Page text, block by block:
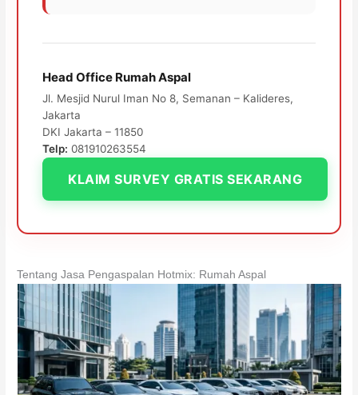
Head Office Rumah Aspal
Jl. Mesjid Nurul Iman No 8, Semanan – Kalideres,
Jakarta
DKI Jakarta – 11850
Telp: 081910263554
KLAIM SURVEY GRATIS SEKARANG
Tentang Jasa Pengaspalan Hotmix: Rumah Aspal